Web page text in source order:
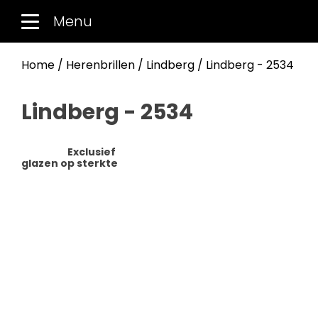
Menu
Home / Herenbrillen / Lindberg / Lindberg - 2534
Lindberg - 2534
Exclusief
glazen op sterkte